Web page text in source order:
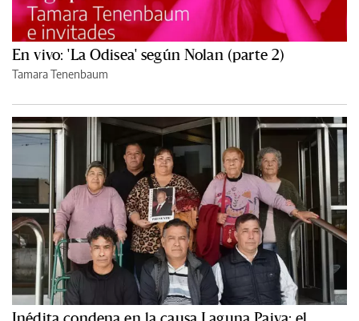
En vivo: 'La Odisea' según Nolan (parte 2)
Tamara Tenenbaum